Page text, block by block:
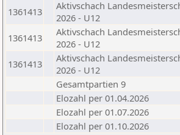
1361413
Aktivschach
2026 - U12
1361413
Aktivschach
2026 - U12
1361413
Aktivschach
2026 - U12
Gesamtpartien 9
Elozahl per 01.04.2026
Elozahl per 01.07.2026
Elozahl per 01.10.2026